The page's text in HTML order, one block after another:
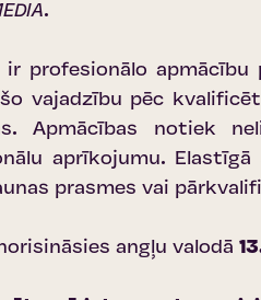
.
ir profesionālo
vajadzību pēc
Apmācības notiek
aprīkojumu.
prasmes vai
angļu valodā